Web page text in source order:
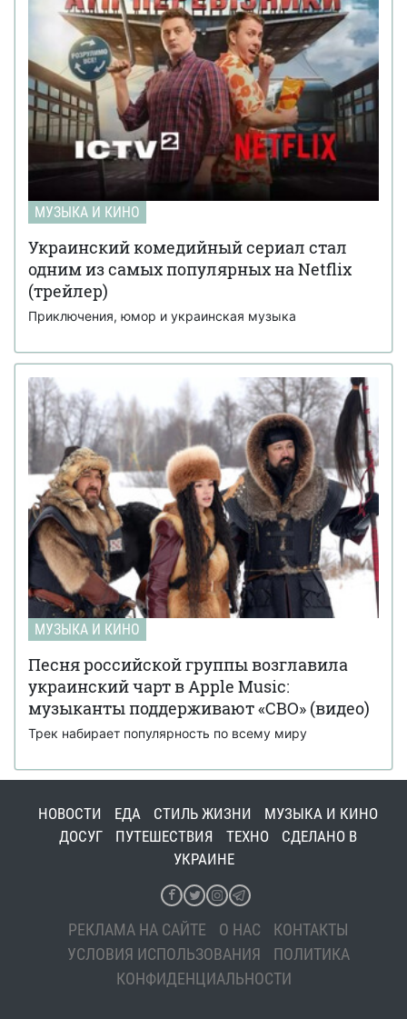
МУЗЫКА И КИНО
Украинский комедийный сериал стал
одним из самых популярных на Netflix
(трейлер)
Приключения, юмор и украинская музыка
МУЗЫКА И КИНО
Песня российской группы возглавила
украинский чарт в Apple Music:
музыканты поддерживают «СВО» (видео)
Трек набирает популярность по всему миру
НОВОСТИ ЕДА СТИЛЬ ЖИЗНИ
МУЗЫКА И КИНО
ДОСУГ
ПУТЕШЕСТВИЯ ТЕХНО
СДЕЛАНО В
УКРАИНЕ
РЕКЛАМА НА САЙТЕ О НАС
КОНТАКТЫ
УСЛОВИЯ ИСПОЛЬЗОВАНИЯ
ПОЛИТИКА
КОНФИДЕНЦИАЛЬНОСТИ